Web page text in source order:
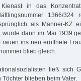
in das
1366/324
als Männer-KZ
wurde dann im Mai 1939
ins neu eröffnete
blieb gleich.
ließ sich
blieben beim Vater.